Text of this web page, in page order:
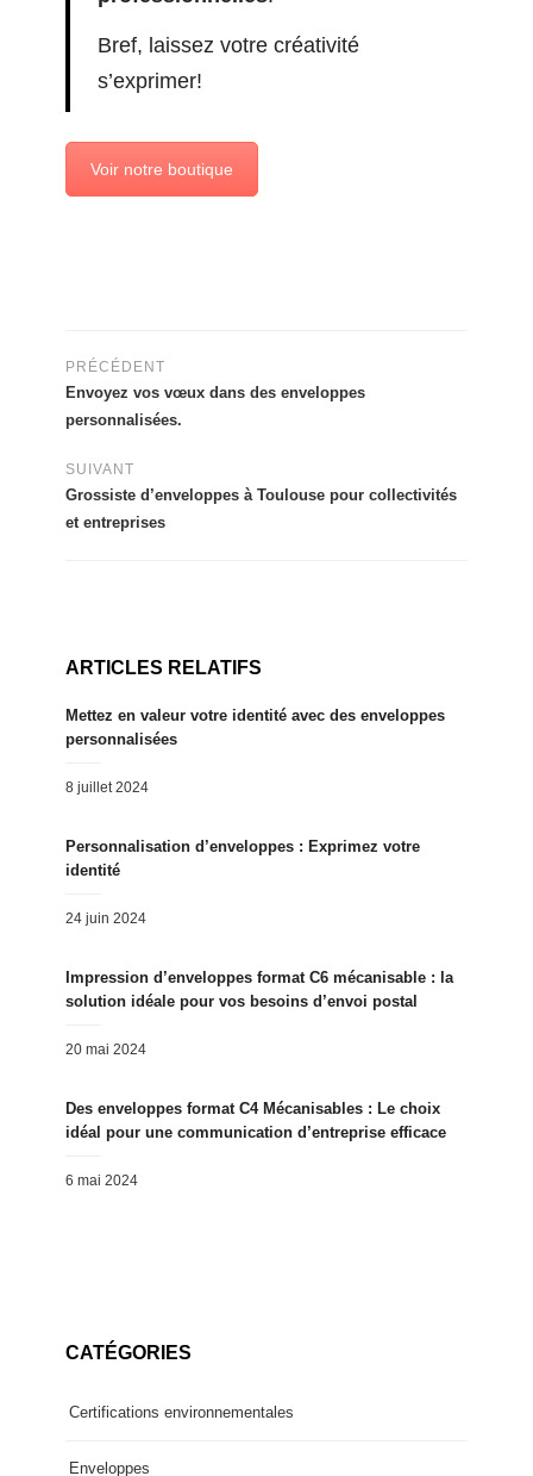
Bref, laissez votre créativité
s’exprimer!
Voir notre boutique
PRÉCÉDENT
Envoyez vos vœux dans des enveloppes
personnalisées.
SUIVANT
Grossiste d’enveloppes à Toulouse pour collectivités
et entreprises
ARTICLES RELATIFS
Mettez en valeur votre identité avec des enveloppes
personnalisées
Posted
8 juillet 2024
Personnalisation d’enveloppes : Exprimez votre
identité
Posted
24 juin 2024
Impression d’enveloppes format C6 mécanisable : la
solution idéale pour vos besoins d’envoi postal
Posted
20 mai 2024
Des enveloppes format C4 Mécanisables : Le choix
idéal pour une communication d’entreprise efficace
Posted
6 mai 2024
CATÉGORIES
Certifications environnementales
Enveloppes